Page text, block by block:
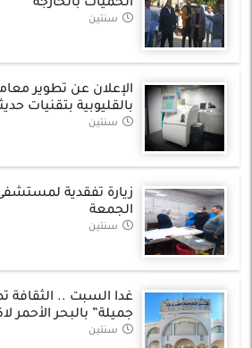
الحميات بالخارجة
سنتين
الإعلان عن تطوير
بالقليوبية بتقنيات
سنتين
زيارة تفقدية
الجمعة
سنتين
غدا السبت .. الثقافة
جميلة” بالبحر الأحمر
سنتين